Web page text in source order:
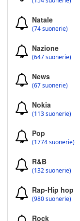
Natale
(74 suonerie)
Nazione
(647 suonerie)
News
(67 suonerie)
Nokia
(113 suonerie)
Pop
(1774 suonerie)
R&B
(132 suonerie)
Rap-Hip hop
(980 suonerie)
Rock